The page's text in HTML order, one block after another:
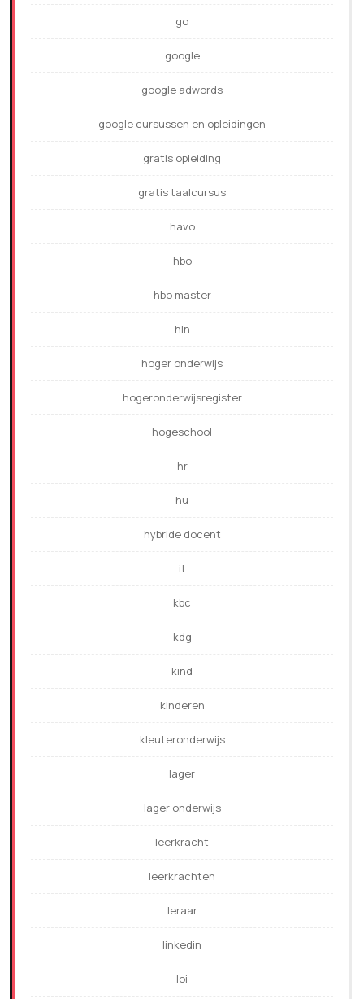
go
google
google adwords
google cursussen en opleidingen
gratis opleiding
gratis taalcursus
havo
hbo
hbo master
hln
hoger onderwijs
hogeronderwijsregister
hogeschool
hr
hu
hybride docent
it
kbc
kdg
kind
kinderen
kleuteronderwijs
lager
lager onderwijs
leerkracht
leerkrachten
leraar
linkedin
loi